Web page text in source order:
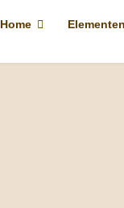
Home Elementen